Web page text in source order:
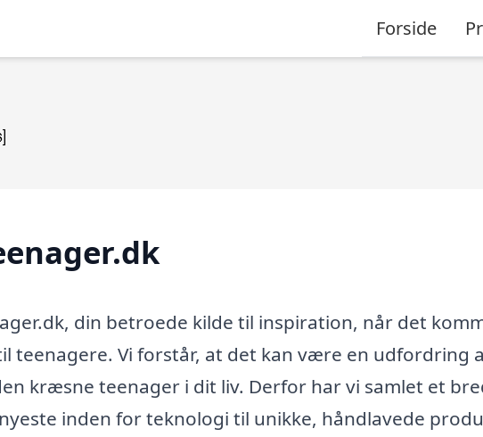
Forside
din betroede kilde til inspiration, når det
teenagere. Vi forstår, at det kan være en udfordring
kræsne teenager i dit liv. Derfor har vi samlet et
inden for teknologi til unikke, håndlavede